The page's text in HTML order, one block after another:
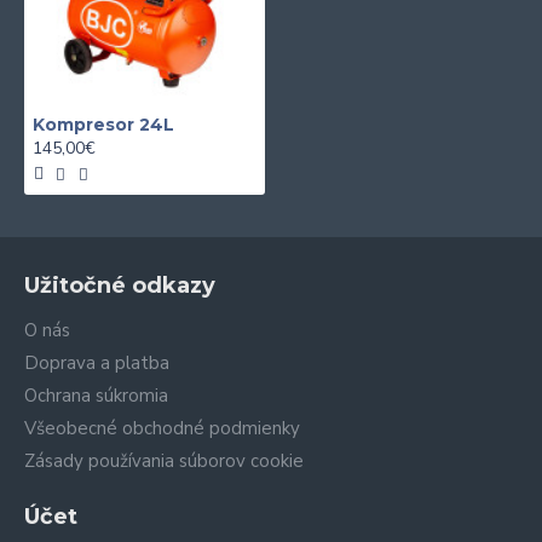
Kompresor 24L
145,00€
Užitočné odkazy
O nás
Doprava a platba
Ochrana súkromia
Všeobecné obchodné podmienky
Zásady používania súborov cookie
Účet